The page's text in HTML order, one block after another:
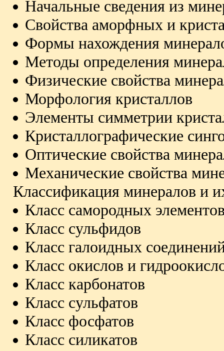
Начальные сведения из
Свойства аморфных и
Формы нахождения
Методы определения
Физические свойства
Морфология кристаллов
Элементы симметрии
Кристаллографические
Оптические свойства
Механические свойства
Классификация минералов и
Класс самородных
Класс сульфидов
Класс галоидных
Класс окислов и
Класс карбонатов
Класс сульфатов
Класс фосфатов
Класс силикатов